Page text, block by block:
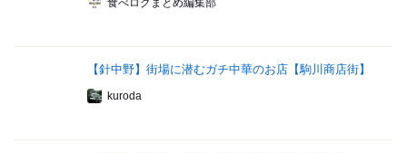
食べログまとめ編集部
【針中野】街場に潜むガチ中華のお店【駒川商店街】
kuroda